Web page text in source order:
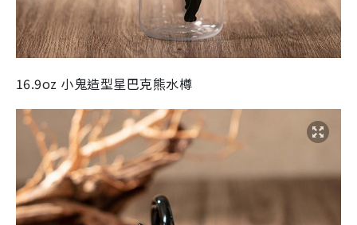
16.9oz 小鬼造型星巴克熊水樽